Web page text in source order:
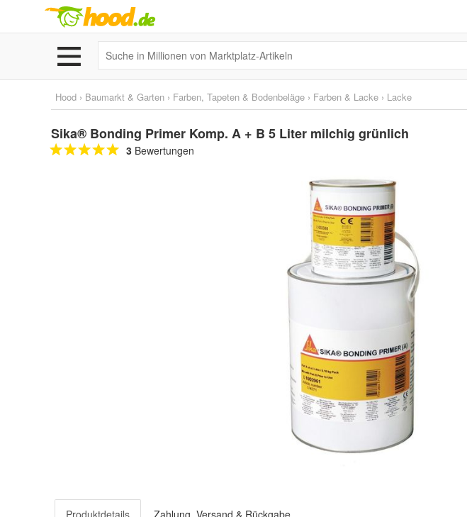
Hood › Baumarkt & Garten › Farben, Tapeten & Bodenbeläge › Farben & Lacke › Lacke
Sika® Bonding Primer Komp. A + B 5 Liter milchig grünlich
3 Bewertungen
Produktdetails Zahlung, Versand & Rückgabe